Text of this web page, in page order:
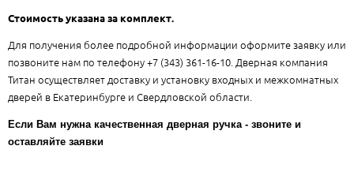
Стоимость указана за комплект.
Для получения более подробной информации оформите заявку или
позвоните нам по телефону +7 (343) 361-16-10. Дверная компания
Титан осуществляет доставку и установку входных и межкомнатных
дверей в Екатеринбурге и Свердловской области.
Если Вам нужна качественная дверная ручка - звоните и
оставляйте заявки